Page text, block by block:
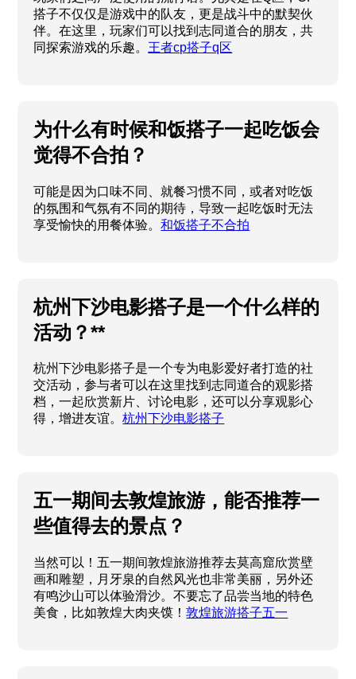
搭子不仅仅是游戏中的队友，更是战斗中的默契伙
伴。在这里，玩家们可以找到志同道合的朋友，共
同探索游戏的乐趣。 王者cp搭子q区
为什么有时候和饭搭子一起吃饭会
觉得不合拍？
可能是因为口味不同、就餐习惯不同，或者对吃饭
的氛围和气氛有不同的期待，导致一起吃饭时无法
享受愉快的用餐体验。和饭搭子不合拍
杭州下沙电影搭子是一个什么样的
活动？**
杭州下沙电影搭子是一个专为电影爱好者打造的社
交活动，参与者可以在这里找到志同道合的观影搭
档，一起欣赏新片、讨论电影，还可以分享观影心
得，增进友谊。杭州下沙电影搭子
五一期间去敦煌旅游，能否推荐一
些值得去的景点？
当然可以！五一期间敦煌旅游推荐去莫高窟欣赏壁
画和雕塑，月牙泉的自然风光也非常美丽，另外还
有鸣沙山可以体验滑沙。不要忘了品尝当地的特色
美食，比如敦煌大肉夹馍！敦煌旅游搭子五一